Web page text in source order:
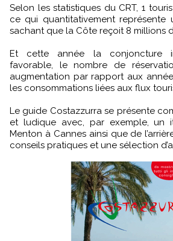
Selon les statistiques du CRT, 1
ce qui quantitativement représente
sachant que la Côte reçoit 8 millions
Et cette année la conjoncture
favorable, le nombre de
augmentation par rapport aux
les consommations liées aux flux
Le guide Costazzurra se présente
et ludique avec, par exemple, un
Menton à Cannes ainsi que de
conseils pratiques et une sélection